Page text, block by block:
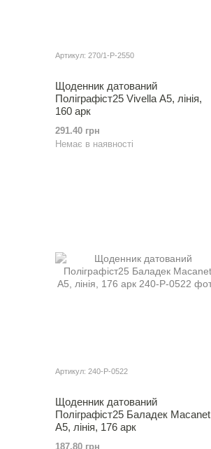
Артикул: 270/1-Р-2550
Щоденник датований
Полiграфiст25 Vivella А5, лінія,
160 арк
291.40 грн
Немає в наявності
Артикул: 240-Р-0522
Щоденник датований
Полiграфiст25 Баладек Macanet
А5, лінія, 176 арк
187.80 грн